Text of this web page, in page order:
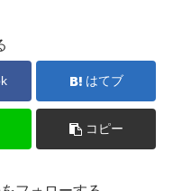
はてブ
コピー